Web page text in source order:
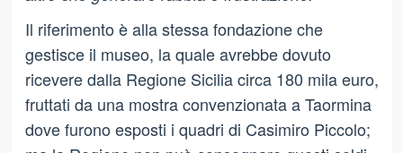
Il riferimento è alla stessa fondazione che
gestisce il museo, la quale avrebbe dovuto
ricevere dalla Regione Sicilia circa 180 mila euro,
fruttati da una mostra convenzionata a Taormina
dove furono esposti i quadri di Casimiro Piccolo;